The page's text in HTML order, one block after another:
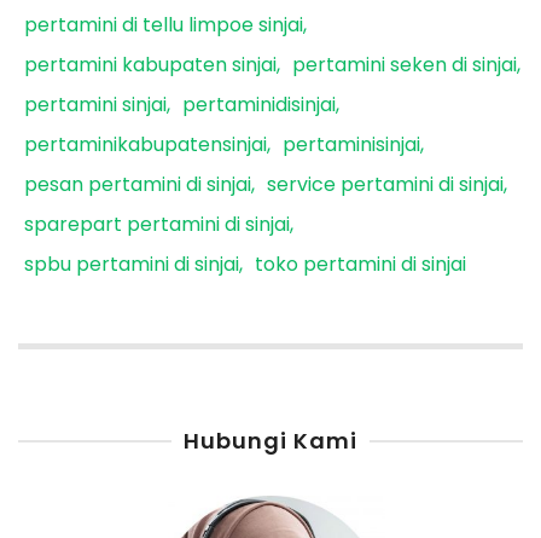
pertamini di tellu limpoe sinjai
pertamini kabupaten sinjai
pertamini seken di sinjai
pertamini sinjai
pertaminidisinjai
pertaminikabupatensinjai
pertaminisinjai
pesan pertamini di sinjai service pertamini di sinjai
sparepart pertamini di sinjai
spbu pertamini di sinjai
toko pertamini di sinjai
Hubungi Kami